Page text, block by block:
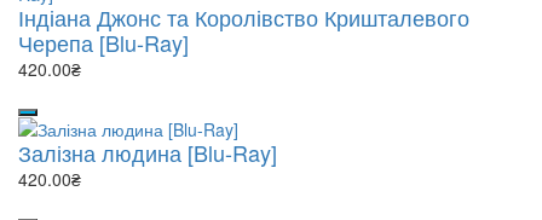
Індіана Джонс та Королівство Кришталевого
Черепа [Blu-Ray]
420.00₴
Залізна людина [Blu-Ray]
420.00₴